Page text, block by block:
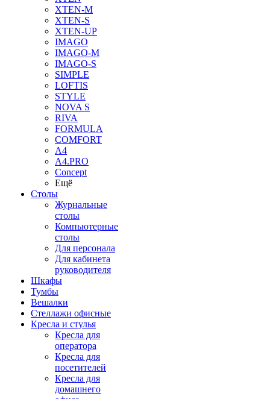
XTEN-M
XTEN-S
XTEN-UP
IMAGO
IMAGO-M
IMAGO-S
SIMPLE
LOFTIS
STYLE
NOVA S
RIVA
FORMULA
COMFORT
A4
A4.PRO
Concept
Ещё
Столы
Журнальные
столы
Компьютерные
столы
Для персонала
Для кабинета
руководителя
Шкафы
Тумбы
Вешалки
Стеллажи офисные
Кресла и стулья
Кресла для
оператора
Кресла для
посетителей
Кресла для
домашнего